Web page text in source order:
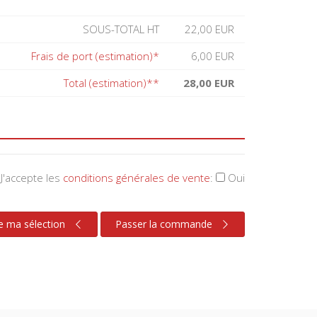
SOUS-TOTAL HT
22,00 EUR
Frais de port (estimation)*
6,00 EUR
Total (estimation)**
28,00 EUR
J'accepte les conditions générales de vente: Oui
ma sélection Passer la commande